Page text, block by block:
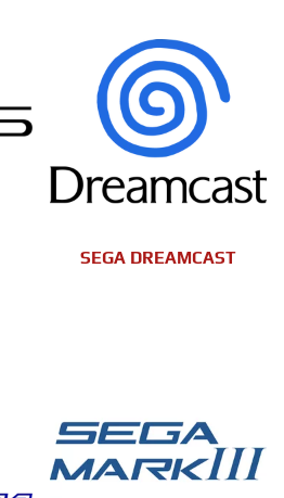
SEGA DREAMCAST